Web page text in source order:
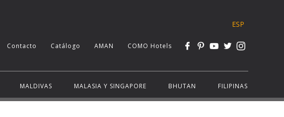
ESP
Contacto Catálogo AMAN COMO Hotels
MALDIVAS MALASIA Y SINGAPORE BHUTAN FILIPINAS